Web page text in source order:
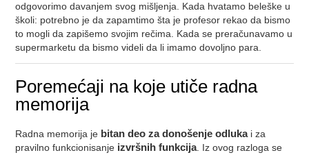
odgovorimo davanjem svog mišljenja. Kada hvatamo beleške u
školi: potrebno je da zapamtimo šta je profesor rekao da bismo
to mogli da zapišemo svojim rečima. Kada se preračunavamo u
supermarketu da bismo videli da li imamo dovoljno para.
Poremećaji na koje utiče radna
memorija
Radna memorija je bitan deo za donošenje odlukai za
pravilno funkcionisanje izvršnih funkcija. Iz ovog razloga se